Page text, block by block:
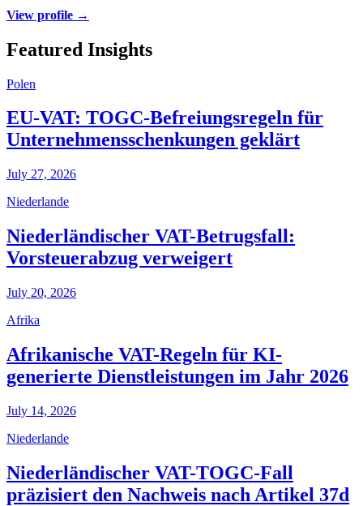
View profile →
Featured Insights
Polen
EU-VAT: TOGC-Befreiungsregeln für
Unternehmensschenkungen geklärt
July 27, 2026
Niederlande
Niederländischer VAT-Betrugsfall:
Vorsteuerabzug verweigert
July 20, 2026
Afrika
Afrikanische VAT-Regeln für KI-
generierte Dienstleistungen im Jahr 2026
July 14, 2026
Niederlande
Niederländischer VAT-TOGC-Fall
präzisiert den Nachweis nach Artikel 37d